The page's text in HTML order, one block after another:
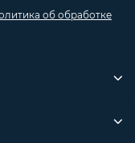
об обработке